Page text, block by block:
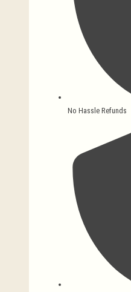
No Hassle Refunds